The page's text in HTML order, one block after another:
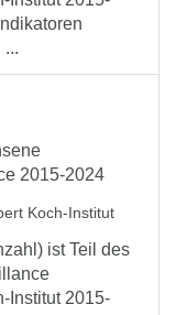
...
2015-2024
Koch-Institut
ist Teil des
Institut 2015-